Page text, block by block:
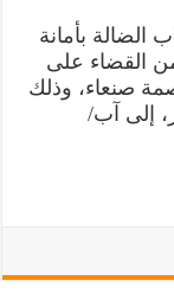
الضالة بأمانة
من القضاء على
صنعاء، وذلك
إلى آب/